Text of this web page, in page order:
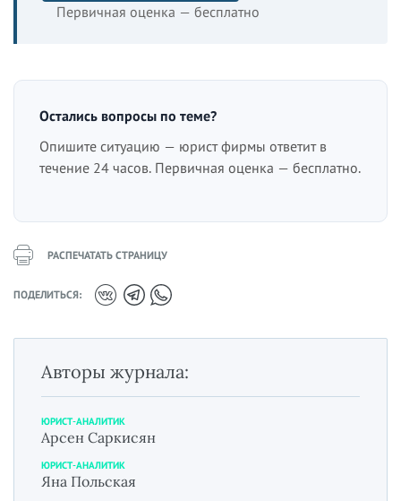
Первичная оценка — бесплатно
Остались вопросы по теме?
Опишите ситуацию — юрист фирмы ответит в
течение 24 часов. Первичная оценка — бесплатно.
РАСПЕЧАТАТЬ СТРАНИЦУ
ПОДЕЛИТЬСЯ:
Авторы журнала:
ЮРИСТ-АНАЛИТИК
Арсен Саркисян
ЮРИСТ-АНАЛИТИК
Яна Польская